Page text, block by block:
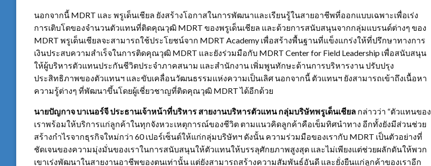
นอกจากนี้ MDRT และ พรูเด็นเชียล ยังสร้างโอกาสในการพัฒนาและเรียนรู้ในสายอาชีพที่ออกแบบเฉพาะเพื่อเร่ง
การเติบโตของจำนวนตัวแทนที่ติดคุณวุฒิ MDRT ของพรูเด็นเชียล และด้วยการสนับสนุนจากกลุ่มแบรนด์ต่างๆ ของ
MDRT พรูเด็นเชียลจะสามารถใช้ประโยชน์จาก MDRT Academy เพื่อสร้างพื้นฐานที่แข็งแกร่งให้ที่ปรึกษาทางการ
เงินประสบความสำเร็จในการติดคุณวุฒิ MDRT และยังร่วมมือกับ MDRT Center for Field Leadership เพื่อสนับสนุน
ให้ผู้บริหารตัวแทนประกันชีวิตประจำภาคสนาม และสำนักงาน เพิ่มพูนทักษะด้านการบริหารงาน ปรับปรุง
ประสิทธิภาพของตัวแทนฯ และขับเคลื่อนวัฒนธรรมแห่งความเป็นเลิศ นอกจากนี้ ตัวแทนฯ ยังสามารถเข้าถึงเนื้อหา
ความรู้ต่างๆ ที่พัฒนาขึ้นโดยผู้เชี่ยวชาญที่ติดคุณวุฒิ MDRT ได้อีกด้วย
นายปัญกาจ บาเนอร์จี ประธานเจ้าหน้าที่บริหาร สายงานบริหารตัวแทน กลุ่มบริษัทพรูเด็นเชียล กล่าวว่า “ตัวแทนของ
เราพร้อมให้บริการแก่ลูกค้าในทุกจังหวะเหตุการณ์ของชีวิต ตามแนวคิดลูกค้าคือเข็มทิศนำทาง อีกทั้งยังมีส่วนช่วย
สร้างกำไรจากธุรกิจใหม่กว่า 60 เปอร์เซ็นต์ให้แก่กลุ่มบริษัทฯ ดังนั้น ความร่วมมือของเรากับ MDRT เป็นตัวอย่างที่
ชัดเจนของความมุ่งมั่นของเราในการสนับสนุนให้ตัวแทนให้บรรลุศักยภาพสูงสุด และไม่เพียงแต่ช่วยผลักดันให้พวก
เขาเร่งพัฒนาในสายงานอาชีพของตนเท่านั้น แต่ยังสามารถสร้างความสัมพันธ์อันดี และยั่งยืนแก่ลูกค้าของเราอีก